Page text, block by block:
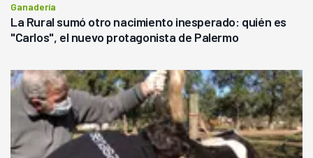
Ganadería
La Rural sumó otro nacimiento inesperado: quién es
"Carlos", el nuevo protagonista de Palermo